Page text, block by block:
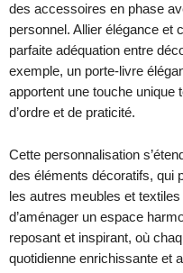
des accessoires en phase
personnel. Allier élégance et
parfaite adéquation entre
exemple, un porte-livre
apportent une touche unique
d’ordre et de praticité.
Cette personnalisation
des éléments décoratifs, qui
les autres meubles et
d’aménager un espace
reposant et inspirant, où
quotidienne enrichissante et